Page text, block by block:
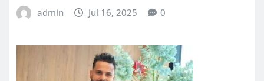
admin Jul 16, 2025 0